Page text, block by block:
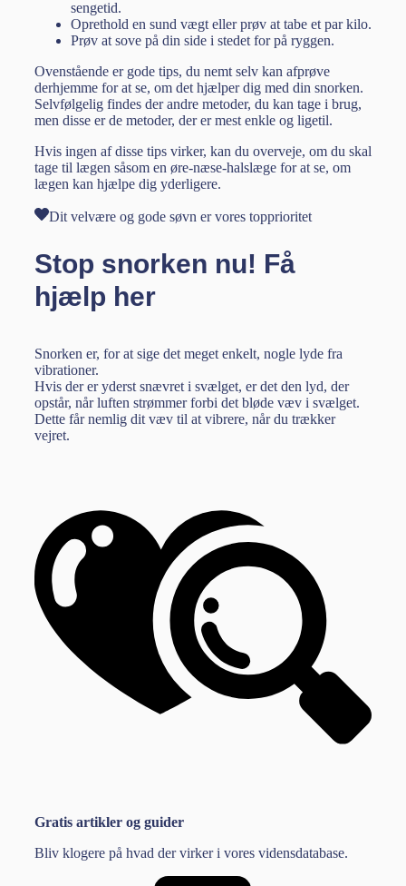
sengetid.
Oprethold en sund vægt eller prøv at tabe et par kilo.
Prøv at sove på din side i stedet for på ryggen.
Ovenstående er gode tips, du nemt selv kan afprøve
derhjemme for at se, om det hjælper dig med din snorken.
Selvfølgelig findes der andre metoder, du kan tage i brug,
men disse er de metoder, der er mest enkle og ligetil.
Hvis ingen af disse tips virker, kan du overveje, om du skal
tage til lægen såsom en øre-næse-halslæge for at se, om
lægen kan hjælpe dig yderligere.
Dit velvære og gode søvn er vores topprioritet
Stop snorken nu! Få
hjælp her
Snorken er, for at sige det meget enkelt, nogle lyde fra
vibrationer.
Hvis der er yderst snævret i svælget, er det den lyd, der
opstår, når luften strømmer forbi det bløde væv i svælget.
Dette får nemlig dit væv til at vibrere, når du trækker
vejret.
Gratis artikler og guider
Bliv klogere på hvad der virker i vores vidensdatabase.